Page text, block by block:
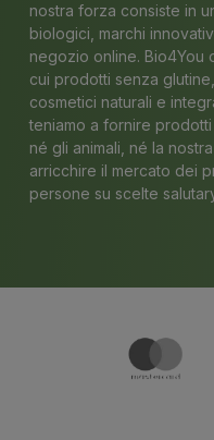
nostra forza consiste in
biologici, marchi
negozio online. Bio4You
cui prodotti senza
cosmetici naturali e
teniamo a fornire
né gli animali, né la
arricchire il mercato dei
persone su scelte